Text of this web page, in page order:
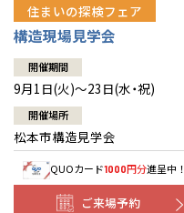
住まいの探検フェア
構造現場見学会
開催期間
9月1日(火)～23日(水・祝)
開催場所
松本市構造見学会
QUOカード1000円分進呈中！
ご来場予約